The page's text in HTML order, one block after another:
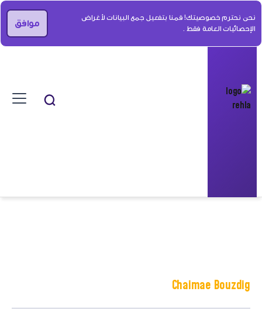
نحن نحترم خصوصيتك! قمنا بتفعيل جمع البيانات لأغراض
الإحصائيات العامة فقط .
موافق
Chaimae Bouzdig